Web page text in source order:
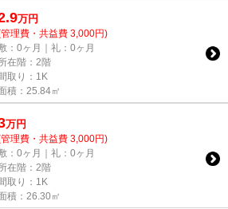
万円
理費・共益費 3,000円)
：0ヶ月｜礼：0ヶ月
在階：2階
取り：1K
積：25.84㎡
万円
理費・共益費 3,000円)
：0ヶ月｜礼：0ヶ月
在階：2階
取り：1K
積：26.30㎡